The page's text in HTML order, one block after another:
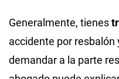
Generalmente, tienes
accidente por resbalón
demandar a la parte